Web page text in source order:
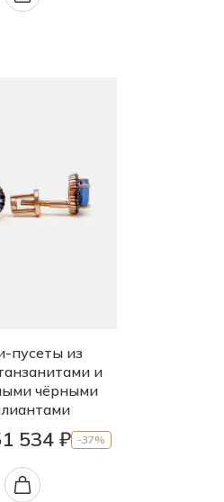
пусеты из
и
чёрными
534 ₽ -37%